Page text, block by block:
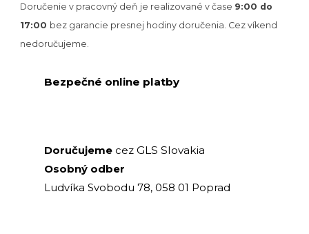
Doručenie v pracovný deň je realizované v čase 9:00 do
17:00 bez garancie presnej hodiny doručenia. Cez víkend
nedoručujeme.
Bezpečné online platby
Doručujeme cez GLS Slovakia
Osobný odber
Ludvíka Svobodu 78, 058 01 Poprad